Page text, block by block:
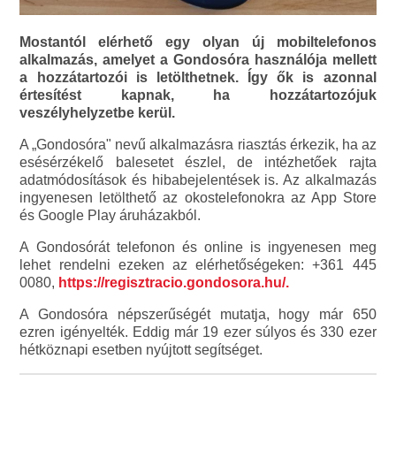
Mostantól elérhető egy olyan új mobiltelefonos
alkalmazás, amelyet a Gondosóra használója mellett
a hozzátartozói is letölthetnek. Így ők is azonnal
értesítést kapnak, ha hozzátartozójuk
veszélyhelyzetbe kerül.
A „Gondosóra" nevű alkalmazásra riasztás érkezik, ha az
esésérzékelő balesetet észlel, de intézhetőek rajta
adatmódosítások és hibabejelentések is. Az alkalmazás
ingyenesen letölthető az okostelefonokra az App Store
és Google Play áruházakból.
A Gondosórát telefonon és online is ingyenesen meg
lehet rendelni ezeken az elérhetőségeken: +361 445
0080, https://regisztracio.gondosora.hu/.
A Gondosóra népszerűségét mutatja, hogy már 650
ezren igényelték. Eddig már 19 ezer súlyos és 330 ezer
hétköznapi esetben nyújtott segítséget.